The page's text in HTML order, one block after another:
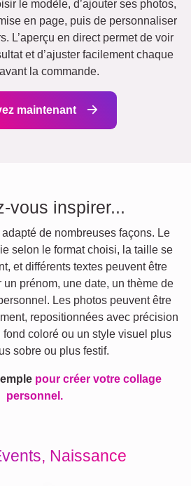
le modèle, d’ajouter ses photos,
en page, puis de personnaliser
L’aperçu en direct permet de voir
et d’ajuster facilement chaque
la commande.
maintenant
vous inspirer...
de nombreuses façons. Le
selon le format choisi, la taille se
et différents textes peuvent être
prénom, une date, un thème de
Les photos peuvent être
repositionnées avec précision
coloré ou un style visuel plus
sobre ou plus festif.
pour créer votre collage
personnel.
Naissance